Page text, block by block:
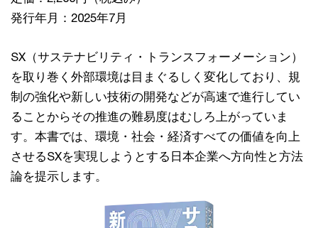
発行年月：2025年7月
SX（サステナビリティ・トランスフォーメーション）
を取り巻く外部環境は目まぐるしく変化しており、規
制の強化や新しい技術の開発などが高速で進行してい
ることからその推進の難易度はむしろ上がっていま
す。本書では、環境・社会・経済すべての価値を向上
させるSXを実現しようとする日本企業へ方向性と方法
論を提示します。